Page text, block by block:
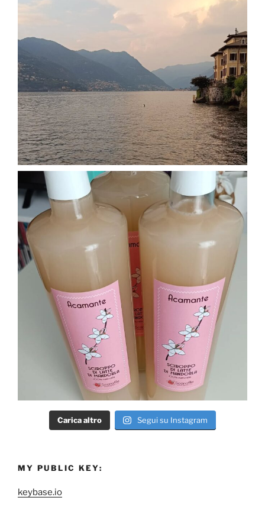
Carica altro Segui su Instagram
MY PUBLIC KEY:
keybase.io